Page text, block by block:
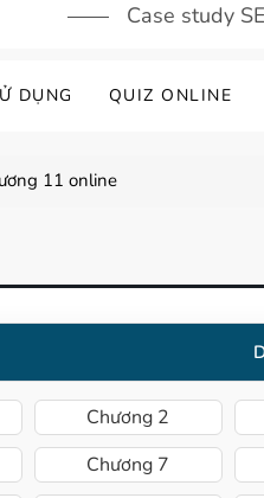
Case study
DỤNG QUIZ ONLINE
11 online
Chương 2
Chương 7